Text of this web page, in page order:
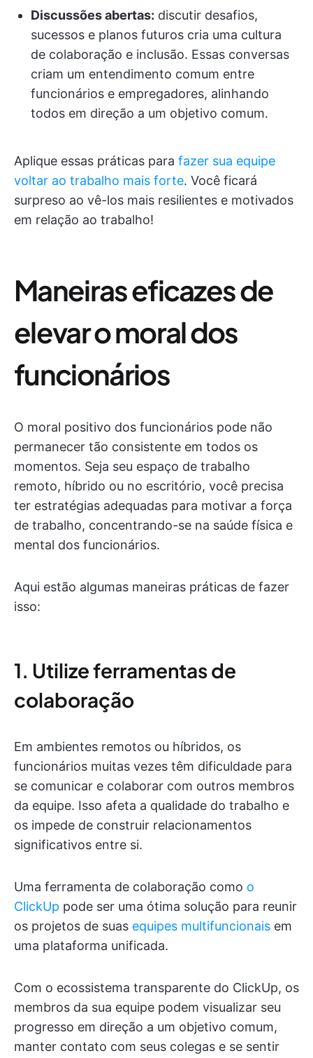
Discussões abertas: discutir desafios,
sucessos e planos futuros cria uma cultura
de colaboração e inclusão. Essas conversas
criam um entendimento comum entre
funcionários e empregadores, alinhando
todos em direção a um objetivo comum.
Aplique essas práticas para fazer sua equipe
voltar ao trabalho mais forte. Você ficará
surpreso ao vê-los mais resilientes e motivados
em relação ao trabalho!
Maneiras eficazes de
elevar o moral dos
funcionários
O moral positivo dos funcionários pode não
permanecer tão consistente em todos os
momentos. Seja seu espaço de trabalho
remoto, híbrido ou no escritório, você precisa
ter estratégias adequadas para motivar a força
de trabalho, concentrando-se na saúde física e
mental dos funcionários.
Aqui estão algumas maneiras práticas de fazer
isso:
1. Utilize ferramentas de
colaboração
Em ambientes remotos ou híbridos, os
funcionários muitas vezes têm dificuldade para
se comunicar e colaborar com outros membros
da equipe. Isso afeta a qualidade do trabalho e
os impede de construir relacionamentos
significativos entre si.
Uma ferramenta de colaboração como o
ClickUp pode ser uma ótima solução para reunir
os projetos de suas equipes multifuncionais em
uma plataforma unificada.
Com o ecossistema transparente do ClickUp, os
membros da sua equipe podem visualizar seu
progresso em direção a um objetivo comum,
manter contato com seus colegas e se sentir